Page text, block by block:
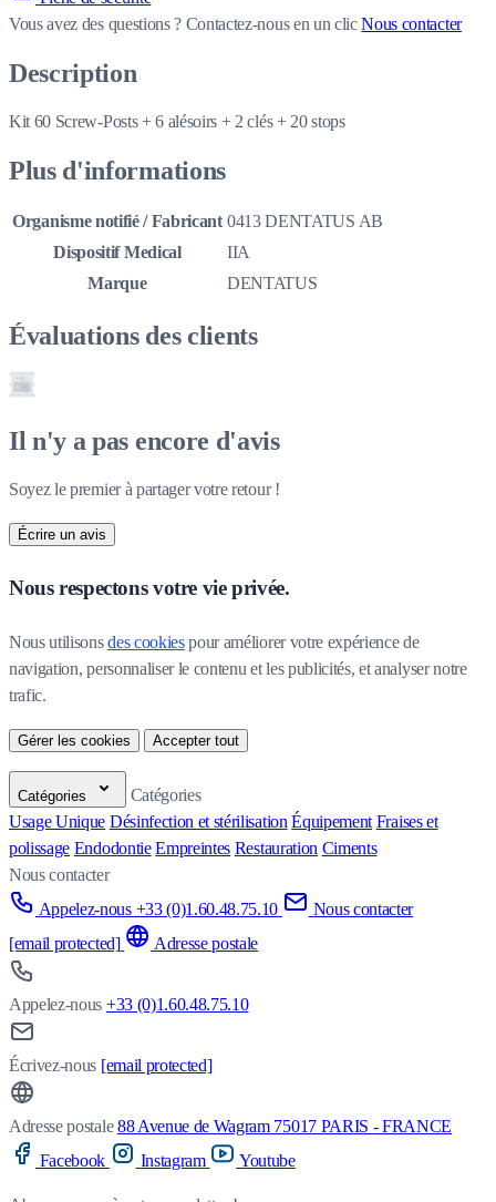
Vous avez des questions ? Contactez-nous en un clicNous contacter
Description
Kit 60 Screw-Posts + 6 alésoirs + 2 clés + 20 stops
Plus d'informations
Organisme notifié / Fabricant 0413 DENTATUS AB
Dispositif Medical
IIA
Marque
DENTATUS
Évaluations des clients
Il n'y a pas encore d'avis
Soyez le premier à partager votre retour !
Écrire un avis
Nous respectons votre vie privée.
Nous utilisons des cookies pour améliorer votre expérience de
navigation, personnaliser le contenu et les publicités, et analyser notre
trafic.
Gérer les cookies Accepter tout
Catégories
Catégories
Usage Unique Désinfection et stérilisation Équipement Fraises et
polissage Endodontie Empreintes Restauration Ciments
Nous contacter
Appelez-nous +33 (0)1.60.48.75.10
Nous contacter
[email protected]
Adresse postale
Appelez-nous +33 (0)1.60.48.75.10
Écrivez-nous [email protected]
Adresse postale 88 Avenue de Wagram 75017 PARIS - FRANCE
Facebook
Instagram Youtube